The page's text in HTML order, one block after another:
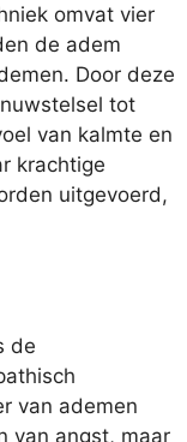
omvat vier
de adem
Door deze
tot
van kalmte en
krachtige
uitgevoerd,
de
van ademen
van angst, maar